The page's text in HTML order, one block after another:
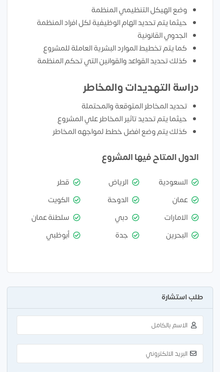
وضع الهيكل التنظيمي المنظمة
حيثما يتم تحديد الهام الوظيفية لكل افراد المنظمة
الجدوي القانونية
كما يتم تخطيط الموارد البشرية العاملة للمشروع
كذلك تحديد القواعد والقوانين التي تحكم المنظمة
دراسة التهديدات والمخاطر
تحديد المخاطر المتوقعة والمحتملة
حيثما يتم تحديد تاثير المخاطر علي المشروع
كذلك يتم وضع افضل خطط لمواجهه المخاطر
الدول المتاح فيها المشروع
السعودية الرياض
قطر
عمان
الدوحة
الكويت
الامارات
دبي
سلطنة عمان
البحرين
جدة أبوظبي
طلب استشارة